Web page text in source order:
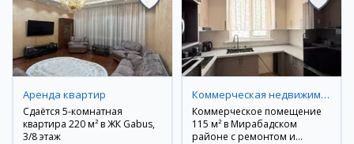
Аренда квартир
Сдаётся 5-комнатная
квартира 220 м² в ЖК Gabus,
3/8 этаж
Коммерческая недвижимость
Коммерческое помещение
115 м² в Мирабадском
районе с ремонтом и